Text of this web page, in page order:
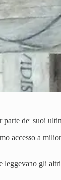
parte dei suoi
accesso a
leggevano gli